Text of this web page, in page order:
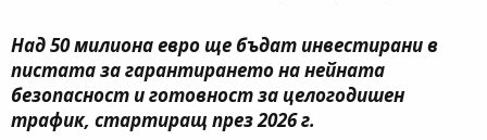
Над 50 милиона евро ще бъдат инвестирани в
пистата за гарантирането на нейната
безопасност и готовност за целогодишен
трафик, стартиращ през 2026 г.